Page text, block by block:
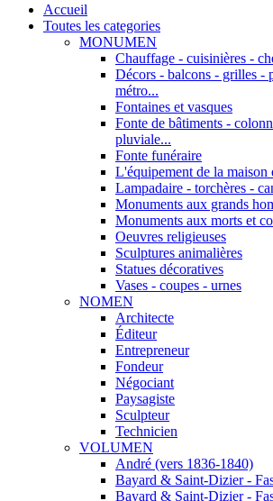
Accueil
Toutes les categories
MONUMEN
Chauffage - cuisinières -
Décors - balcons - grilles -
métro...
Fontaines et vasques
Fonte de bâtiments -
pluviale...
Fonte funéraire
L'équipement de la maison
Lampadaire - torchères -
Monuments aux grands
Monuments aux morts et
Oeuvres religieuses
Sculptures animalières
Statues décoratives
Vases - coupes - urnes
NOMEN
Architecte
Éditeur
Entrepreneur
Fondeur
Négociant
Paysagiste
Sculpteur
Technicien
VOLUMEN
André (vers 1836-1840)
Bayard & Saint-Dizier -
Bayard & Saint-Dizier -